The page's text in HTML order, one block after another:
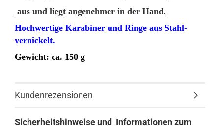
aus und liegt angenehmer in der Hand.
Hochwertige Karabiner und Ringe aus Stahl-
vernickelt.
Gewicht: ca. 150 g
Kundenrezensionen
Sicherheitshinweise und Informationen zum